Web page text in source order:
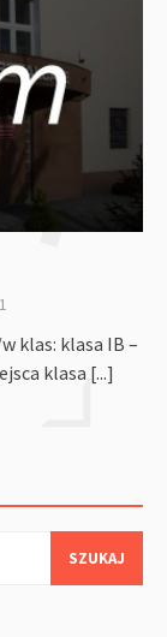
1
klas: klasa IB –
klasa [...]